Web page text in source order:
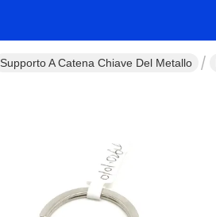
Supporto A Catena Chiave Del Metallo